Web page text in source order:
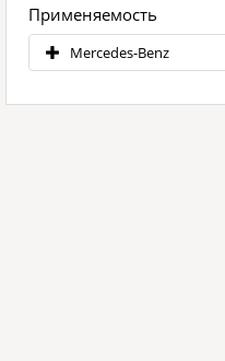
Применяемость
Mercedes-Benz